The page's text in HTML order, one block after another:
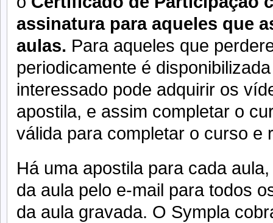
assinatura para aqueles que
aulas. Para aqueles que
periodicamente é
interessado pode adquirir os
apostila, e assim completar o
válida para completar o curso e
Há uma apostila para cada
da aula pelo e-mail para todos
da aula gravada. O Sympla